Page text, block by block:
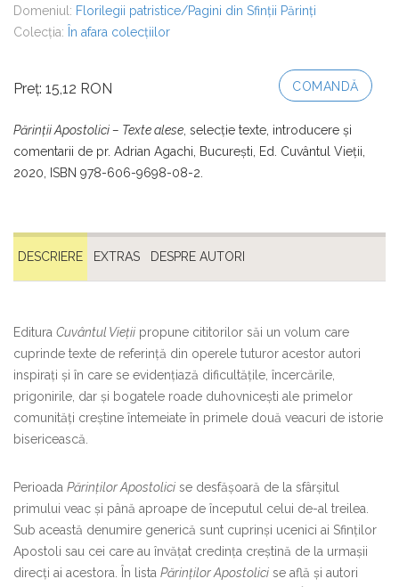
Domeniul: Florilegii patristice/Pagini din Sfinții Părinți
Colecția: În afara colecțiilor
Preț: 15,12 RON COMANDĂ
Părinţii Apostolici – Texte alese , selecţie texte, introducere şi
comentarii de pr. Adrian Agachi, Bucureşti, Ed. Cuvântul Vieţii,
2020, ISBN 978-606-9698-08-2.
DESCRIERE EXTRAS DESPRE AUTORI
Editura Cuvântul Vieții propune cititorilor săi un volum care
cuprinde texte de referință din operele tuturor acestor autori
inspirați și în care se evidențiază dificultățile, încercările,
prigonirile, dar și bogatele roade duhovnicești ale primelor
comunități creștine întemeiate în primele două veacuri de istorie
bisericească.
Perioada Părinților Apostolici se desfășoară de la sfârșitul
primului veac și până aproape de începutul celui de-al treilea.
Sub această denumire generică sunt cuprinși ucenici ai Sfinților
Apostoli sau cei care au învățat credința creștină de la urmașii
direcți ai acestora. În lista Părinților Apostolici se află și autori